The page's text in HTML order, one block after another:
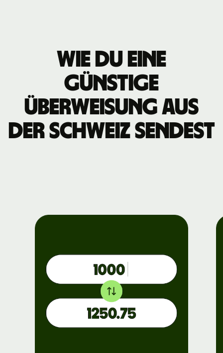
Wie du eine
günstige
Überweisung aus
der Schweiz sendest